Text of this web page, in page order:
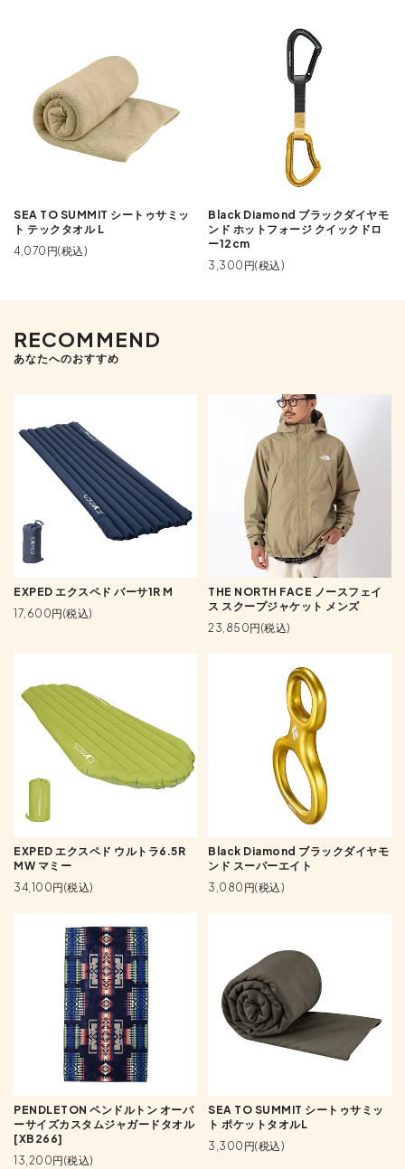
SEA TO SUMMIT シートゥサミッ
ト テックタオル L
4,070円(税込)
Black Diamond ブラックダイヤモ
ンド ホットフォージ クイックドロ
ー12cm
3,300円(税込)
RECOMMEND
あなたへのおすすめ
EXPED エクスペド バーサ1R M
17,600円(税込)
THE NORTH FACE ノースフェイ
ス スクープジャケット メンズ
23,850円(税込)
EXPED エクスペド ウルトラ6.5R
MW マミー
34,100円(税込)
Black Diamond ブラックダイヤモ
ンド スーパーエイト
3,080円(税込)
PENDLETON ペンドルトン オーバ
ーサイズカスタムジャガードタオル
[XB266]
13,200円(税込)
SEA TO SUMMIT シートゥサミッ
ト ポケットタオルL
3,300円(税込)